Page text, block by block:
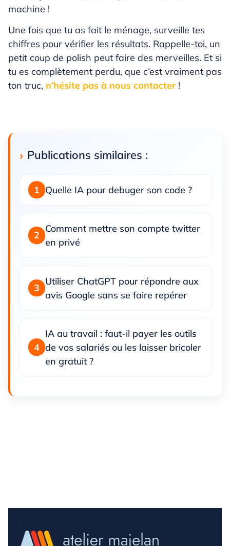
machine !
Une fois que tu as fait le ménage, surveille tes
chiffres pour vérifier les résultats. Rappelle-toi, un
petit coup de polish peut faire des merveilles. Et si
tu es complètement perdu, que c’est vraiment pas
ton truc, n’hésite pas à nous contacter !
Publications similaires :
Quelle IA pour debuger son code ?
Comment mettre son compte twitter
en privé
Utiliser ChatGPT pour répondre aux
avis Google sans se faire repérer
IA au travail : faut-il payer les outils
de vos salariés ou les laisser bricoler
en gratuit ?